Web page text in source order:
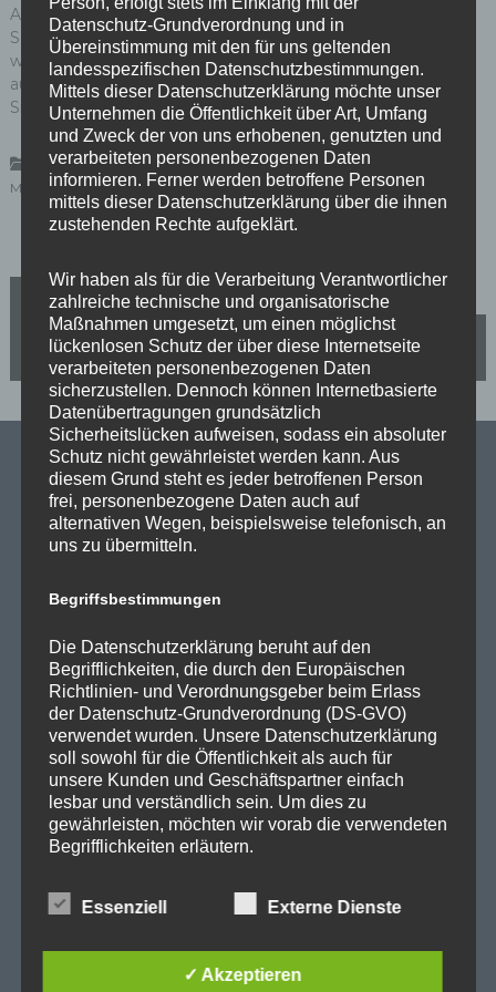
Auch diese Sitzung war vonseiten der
Senatsumweltverwaltung und der Berliner Wasserbetriebe
wieder sehr gut vorbereitet. Dafür bedanke ich mich
ausdrücklich! Im Vereinshaus des Siedlervereins GEG
Singdrosselsteig 4 e.V. waren wir wieder gern zu Gast.
Aktuelles,Mäckeritzwiesen,Mein Wahlkreis
Mäckeritzwiesen,SenUVK,Starkregenvorsorge
SPD-Fraktion lehnt Privatisierung der Messe Berlin ab
Starkregenvorsorge in den Mäckeritzwiesen – Konkrete
Planungsvariante liegt vor
SPD Links
SPD Bundestragsfraktion
SPD Berlin
SPD Fraktion Berlin
SPD Reinickendorf
SPD Fraktion in der BVV
SPD Berliner Mitte
Wichtige Links
Datenschutz-Grundverordnung und in
Übereinstimmung mit den für uns geltenden
landesspezifischen Datenschutzbestimmungen.
Mittels dieser Datenschutzerklärung möchte unser
Unternehmen die Öffentlichkeit über Art, Umfang
und Zweck der von uns erhobenen, genutzten und
verarbeiteten personenbezogenen Daten
informieren. Ferner werden betroffene Personen
mittels dieser Datenschutzerklärung über die ihnen
zustehenden Rechte aufgeklärt.
Wir haben als für die Verarbeitung Verantwortlicher
zahlreiche technische und organisatorische
Maßnahmen umgesetzt, um einen möglichst
lückenlosen Schutz der über diese Internetseite
verarbeiteten personenbezogenen Daten
sicherzustellen. Dennoch können Internetbasierte
Datenübertragungen grundsätzlich
Sicherheitslücken aufweisen, sodass ein absoluter
Schutz nicht gewährleistet werden kann. Aus
diesem Grund steht es jeder betroffenen Person
frei, personenbezogene Daten auch auf
alternativen Wegen, beispielsweise telefonisch, an
uns zu übermitteln.
Begriffsbestimmungen
Die Datenschutzerklärung beruht auf den
Begrifflichkeiten, die durch den Europäischen
Richtlinien- und Verordnungsgeber beim Erlass
der Datenschutz-Grundverordnung (DS-GVO)
verwendet wurden. Unsere Datenschutzerklärung
soll sowohl für die Öffentlichkeit als auch für
unsere Kunden und Geschäftspartner einfach
lesbar und verständlich sein. Um dies zu
gewährleisten, möchten wir vorab die verwendeten
Begrifflichkeiten erläutern.
Wir verwenden in dieser Datenschutzerklärung
Essenziell Externe Dienste
✓ Akzeptieren